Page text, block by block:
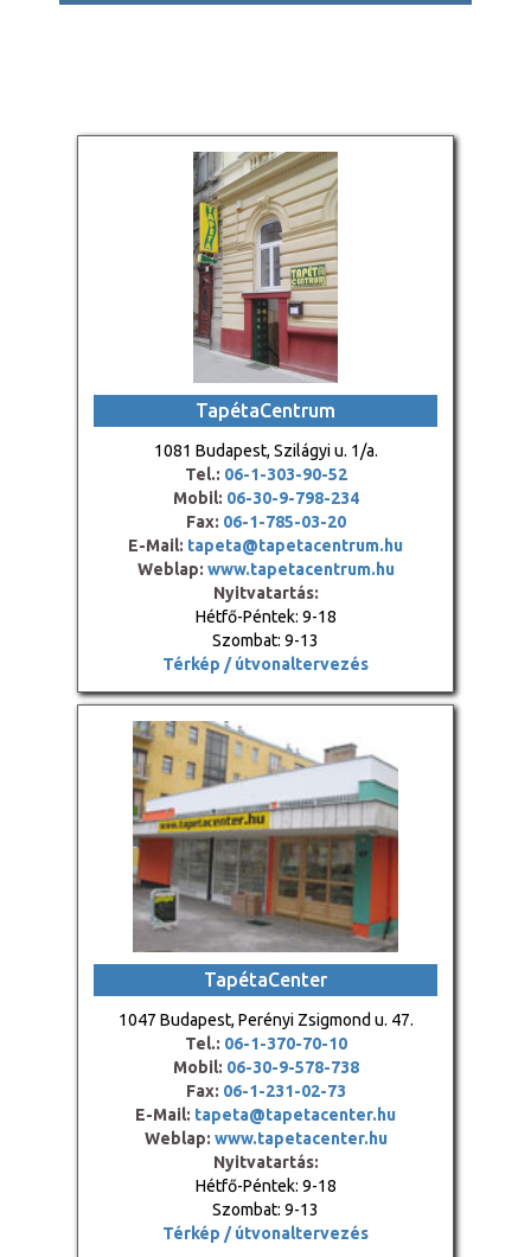
TapétaCentrum
1081 Budapest, Szilágyi u. 1/a.
Tel.: 06-1-303-90-52
Mobil: 06-30-9-798-234
Fax: 06-1-785-03-20
E-Mail: tapeta@tapetacentrum.hu
Weblap: www.tapetacentrum.hu
Nyitvatartás:
Hétfő-Péntek: 9-18
Szombat: 9-13
Térkép / útvonaltervezés
TapétaCenter
1047 Budapest, Perényi Zsigmond u. 47.
Tel.: 06-1-370-70-10
Mobil: 06-30-9-578-738
Fax: 06-1-231-02-73
E-Mail: tapeta@tapetacenter.hu
Weblap: www.tapetacenter.hu
Nyitvatartás:
Hétfő-Péntek: 9-18
Szombat: 9-13
Térkép / útvonaltervezés